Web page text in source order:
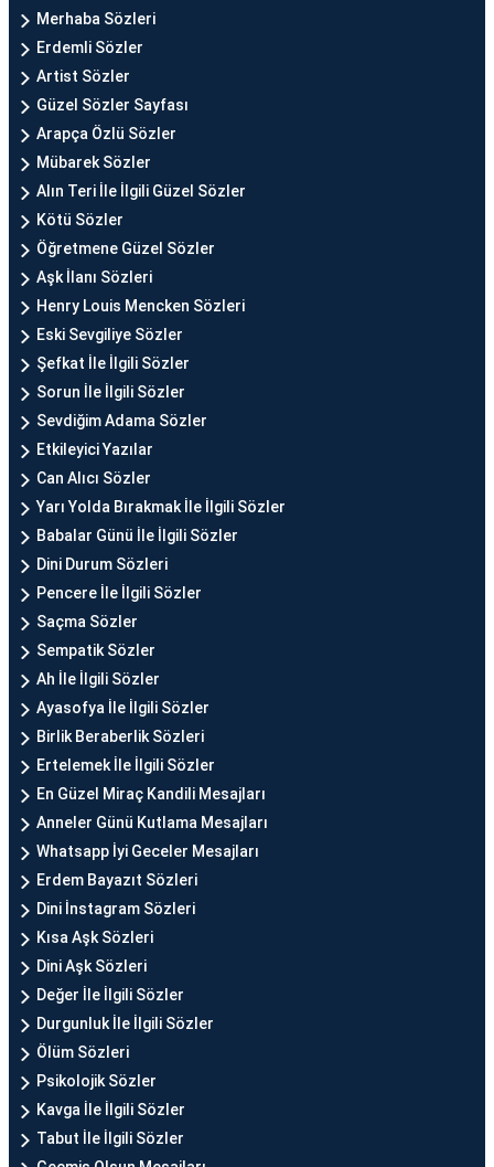
Merhaba Sözleri
Erdemli Sözler
Artist Sözler
Güzel Sözler Sayfası
Arapça Özlü Sözler
Mübarek Sözler
Alın Teri İle İlgili Güzel Sözler
Kötü Sözler
Öğretmene Güzel Sözler
Aşk İlanı Sözleri
Henry Louis Mencken Sözleri
Eski Sevgiliye Sözler
Şefkat İle İlgili Sözler
Sorun İle İlgili Sözler
Sevdiğim Adama Sözler
Etkileyici Yazılar
Can Alıcı Sözler
Yarı Yolda Bırakmak İle İlgili Sözler
Babalar Günü İle İlgili Sözler
Dini Durum Sözleri
Pencere İle İlgili Sözler
Saçma Sözler
Sempatik Sözler
Ah İle İlgili Sözler
Ayasofya İle İlgili Sözler
Birlik Beraberlik Sözleri
Ertelemek İle İlgili Sözler
En Güzel Miraç Kandili Mesajları
Anneler Günü Kutlama Mesajları
Whatsapp İyi Geceler Mesajları
Erdem Bayazıt Sözleri
Dini İnstagram Sözleri
Kısa Aşk Sözleri
Dini Aşk Sözleri
Değer İle İlgili Sözler
Durgunluk İle İlgili Sözler
Ölüm Sözleri
Psikolojik Sözler
Kavga İle İlgili Sözler
Tabut İle İlgili Sözler